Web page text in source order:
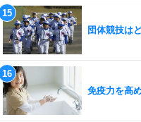
団体競技は
免疫力を高